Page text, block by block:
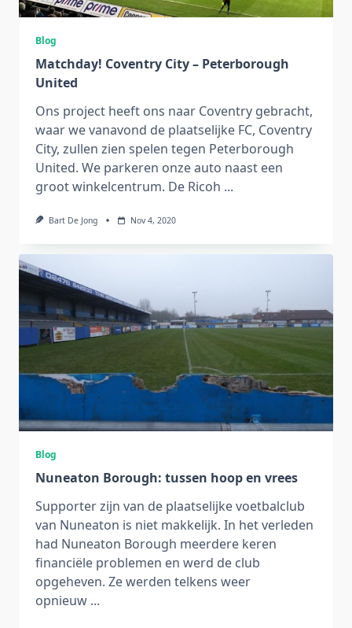
Blog
Matchday! Coventry City – Peterborough
United
Ons project heeft ons naar Coventry gebracht,
waar we vanavond de plaatselijke FC, Coventry
City, zullen zien spelen tegen Peterborough
United. We parkeren onze auto naast een
groot winkelcentrum. De Ricoh ...
Bart De Jong Nov 4, 2020
Blog
Nuneaton Borough: tussen hoop en vrees
Supporter zijn van de plaatselijke voetbalclub
van Nuneaton is niet makkelijk. In het verleden
had Nuneaton Borough meerdere keren
financiële problemen en werd de club
opgeheven. Ze werden telkens weer
opnieuw ...